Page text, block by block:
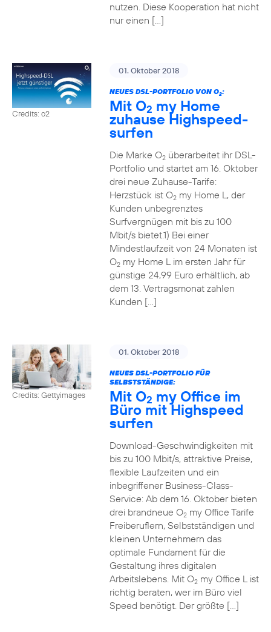
nutzen. Diese Kooperation hat nicht
nur einen […]
Credits: o2
01. Oktober 2018
NEUES DSL-PORTFOLIO VON O2:
Mit O2 my Home
zuhause Highspeed-
surfen
Die Marke O2überarbeitet ihr DSL-
Portfolio und startet am 16. Oktober
drei neue Zuhause-Tarife:
Herzstück ist O2my Home L, der
Kunden unbegrenztes
Surfvergnügen mit bis zu 100
Mbit/s bietet.1) Bei einer
Mindestlaufzeit von 24 Monaten ist
O2my Home L im ersten Jahr für
günstige 24,99 Euro erhältlich, ab
dem 13. Vertragsmonat zahlen
Kunden […]
Credits: Gettyimages
01. Oktober 2018
NEUES DSL-PORTFOLIO FÜR
SELBSTSTÄNDIGE:
Mit O2 my Office im
Büro mit Highspeed
surfen
Download-Geschwindigkeiten mit
bis zu 100 Mbit/s, attraktive Preise,
flexible Laufzeiten und ein
inbegriffener Business-Class-
Service: Ab dem 16. Oktober bieten
drei brandneue O2my Office Tarife
Freiberuflern, Selbstständigen und
kleinen Unternehmern das
optimale Fundament für die
Gestaltung ihres digitalen
Arbeitslebens. Mit O2my Office L ist
richtig beraten, wer im Büro viel
Speed benötigt. Der größte […]